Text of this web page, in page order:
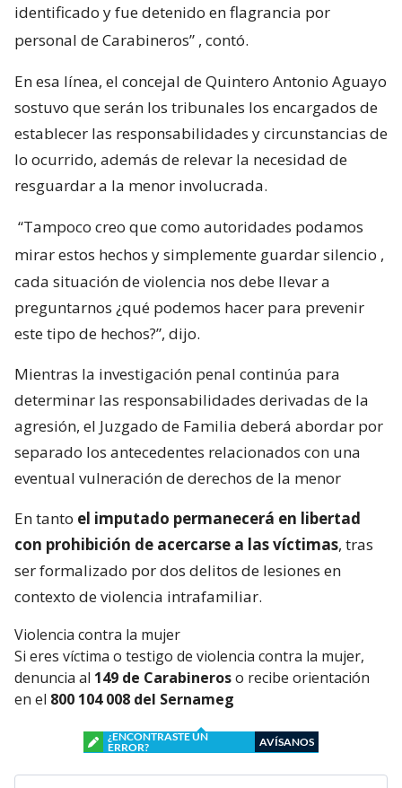
identificado y fue detenido en flagrancia por
personal de Carabineros” , contó.
En esa línea, el concejal de Quintero Antonio Aguayo
sostuvo que serán los tribunales los encargados de
establecer las responsabilidades y circunstancias de
lo ocurrido, además de relevar la necesidad de
resguardar a la menor involucrada.
“Tampoco creo que como autoridades podamos
mirar estos hechos y simplemente guardar silencio ,
cada situación de violencia nos debe llevar a
preguntarnos ¿qué podemos hacer para prevenir
este tipo de hechos?”, dijo.
Mientras la investigación penal continúa para
determinar las responsabilidades derivadas de la
agresión, el Juzgado de Familia deberá abordar por
separado los antecedentes relacionados con una
eventual vulneración de derechos de la menor
En tanto el imputado permanecerá en libertad
con prohibición de acercarse a las víctimas, tras
ser formalizado por dos delitos de lesiones en
contexto de violencia intrafamiliar.
Violencia contra la mujer
Si eres víctima o testigo de violencia contra la mujer,
denuncia al 149 de Carabineroso recibe orientación
en el 800 104 008 del Sernameg
¿ENCONTRASTE UN
ERROR?
AVÍSANOS